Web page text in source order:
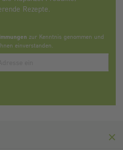
Rezepte.
zur Kenntnis genommen und
einverstanden.
bitte E-Mail Adresse